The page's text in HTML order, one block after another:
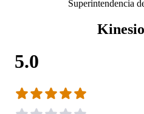
Superintendencia
5.0